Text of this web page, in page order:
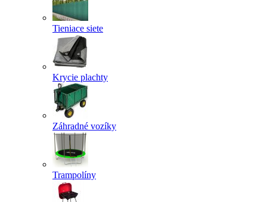
Tieniace siete
Krycie plachty
Záhradné vozíky
Trampolíny